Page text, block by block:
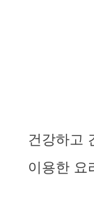
건강하고
이용한 요